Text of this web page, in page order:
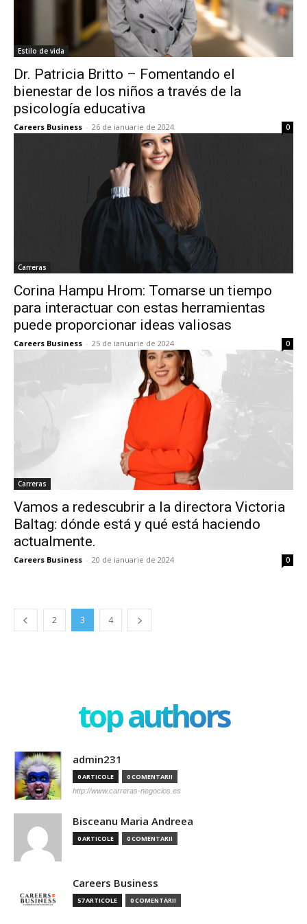
Estilo de vida
Dr. Patricia Britto – Fomentando el
bienestar de los niños a través de la
psicología educativa
Careers Business - 26 de ianuarie de 2024 0
Carreras
Corina Hampu Hrom: Tomarse un tiempo
para interactuar con estas herramientas
puede proporcionar ideas valiosas
Careers Business - 25 de ianuarie de 2024 0
Carreras
Vamos a redescubrir a la directora Victoria
Baltag: dónde está y qué está haciendo
actualmente.
Careers Business - 20 de ianuarie de 2024 0
2 3 4
top authors
admin231
0 ARTICOLE 0 COMENTARII
http://www.carreras-negocios.es
Bisceanu Maria Andreea
0 ARTICOLE 0 COMENTARII
Careers Business
57 ARTICOLE 0 COMENTARII